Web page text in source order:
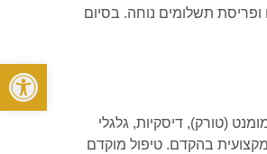
פתח
תשלומים נוחה. בסיום
(טורק), דיסקיות, גלגלי
בהקדם. טיפול מוקדם